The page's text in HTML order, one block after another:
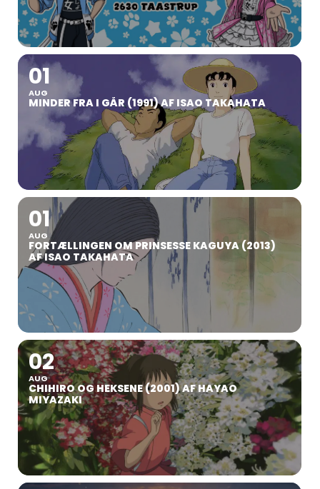
01
AUG
MINDER FRA I GÅR (1991) AF ISAO TAKAHATA
01
AUG
FORTÆLLINGEN OM PRINSESSE KAGUYA (2013)
AF ISAO TAKAHATA
02
AUG
CHIHIRO OG HEKSENE (2001) AF HAYAO
MIYAZAKI